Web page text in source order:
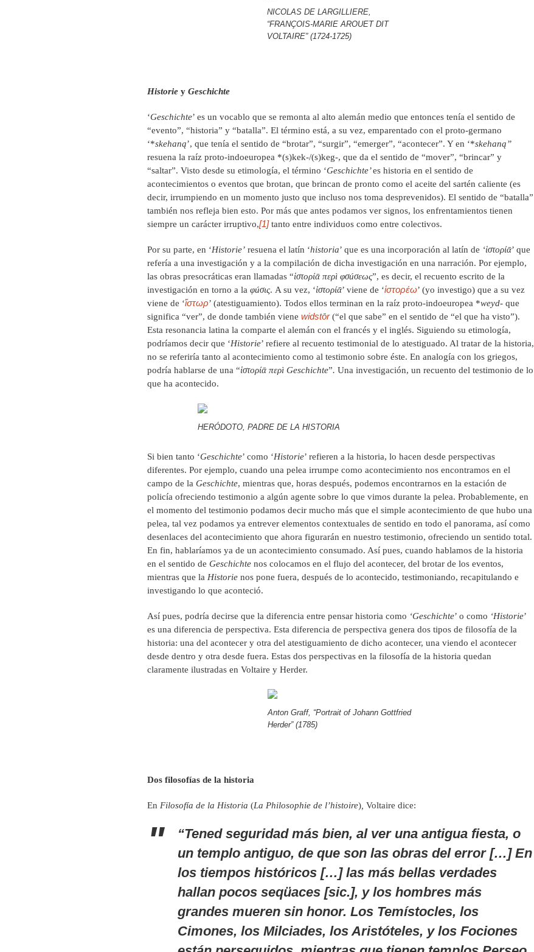
NICOLAS DE LARGILLIERE,
“FRANÇOIS-MARIE AROUET DIT
VOLTAIRE” (1724-1725)
Historie y Geschichte
‘Geschichte’ es un vocablo que se remonta al alto alemán medio que entonces tenía el sentido de
“evento”, “historia” y “batalla”. El término está, a su vez, emparentado con el proto-germano
‘*skehaną’, que tenía el sentido de “brotar”, “surgir”, “emerger”, “acontecer”. Y en ‘*skehaną”
resuena la raíz proto-indoeuropea *(s)kek-/(s)keg-, que da el sentido de “mover”, “brincar” y
“saltar”. Visto desde su etimología, el término ‘Geschichte’es historia en el sentido de
acontecimientos o eventos que brotan, que brincan de pronto como el aceite del sartén caliente (es
decir, irrumpiendo en un momento justo que incluso nos toma desprevenidos). El sentido de “batalla”
también nos refleja bien esto. Por más que antes podamos ver signos, los enfrentamientos tienen
siempre un carácter irruptivo,[1]tanto entre individuos como entre colectivos.
Por su parte, en ‘Historie’ resuena el latín ‘historia’ que es una incorporación al latín de ‘ἱστορίᾱ’ que
refería a una investigación y a la compilación de dicha investigación en una narración. Por ejemplo,
las obras presocráticas eran llamadas “ἱστορίᾱ περì φσúσεως”, es decir, el recuento escrito de la
investigación en torno a la φúσις. A su vez, ‘ἱστορίᾱ’ viene de ‘ἱστορέω’ ‎(yo investigo) que a su vez
viene de ‘ἵστωρ’ ‎(atestiguamiento). Todos ellos terminan en la raíz proto-indoeuropea *weyd- que
significa “ver”, de donde también viene widstōr(“el que sabe” en el sentido de “el que ha visto”).
Esta resonancia latina la comparte el alemán con el francés y el inglés. Siguiendo su etimología,
podríamos decir que ‘Historie’ refiere al recuento testimonial de lo atestiguado. Al tratar de la historia,
no se referiría tanto al acontecimiento como al testimonio sobre éste. En analogía con los griegos,
podría hablarse de una “ἱστορίᾱ περì Geschichte”. Una investigación, un recuento del testimonio de lo
que ha acontecido.
HERÓDOTO, PADRE DE LA HISTORIA
Si bien tanto ‘Geschichte’ como ‘Historie’ refieren a la historia, lo hacen desde perspectivas
diferentes. Por ejemplo, cuando una pelea irrumpe como acontecimiento nos encontramos en el
campo de la Geschichte, mientras que, horas después, podemos encontrarnos en la estación de
policía ofreciendo testimonio a algún agente sobre lo que vimos durante la pelea. Probablemente, en
el momento del testimonio podamos decir mucho más que el simple acontecimiento de que hubo una
pelea, tal vez podamos ya entrever elementos contextuales de sentido en todo el panorama, así como
desenlaces del acontecimiento que ahora figurarán en nuestro testimonio, ofreciendo un sentido total.
En fin, hablaríamos ya de un acontecimiento consumado. Así pues, cuando hablamos de la historia
en el sentido de Geschichte nos colocamos en el flujo del acontecer, del brotar de los eventos,
mientras que la Historie nos pone fuera, después de lo acontecido, testimoniando, recapitulando e
investigando lo que aconteció.
Así pues, podría decirse que la diferencia entre pensar historia como ‘Geschichte’ o como ‘Historie’
es una diferencia de perspectiva. Esta diferencia de perspectiva genera dos tipos de filosofía de la
historia: una del acontecer y otra del atestiguamiento de dicho acontecer, una viendo el acontecer
desde dentro y otra desde fuera. Estas dos perspectivas en la filosofía de la historia quedan
claramente ilustradas en Voltaire y Herder.
Anton Graff, “Portrait of Johann Gottfried
Herder” (1785)
Dos filosofías de la historia
En Filosofía de la Historia (La Philosophie de l’histoire), Voltaire dice:
“Tened seguridad más bien, al ver una antigua fiesta, o
un templo antiguo, de que son las obras del error […] En
los tiempos históricos […] las más bellas verdades
hallan pocos seqüaces [sic.], y los hombres más
grandes mueren sin honor. Los Temístocles, los
Cimones, los Milciades, los Aristóteles, y los Fociones